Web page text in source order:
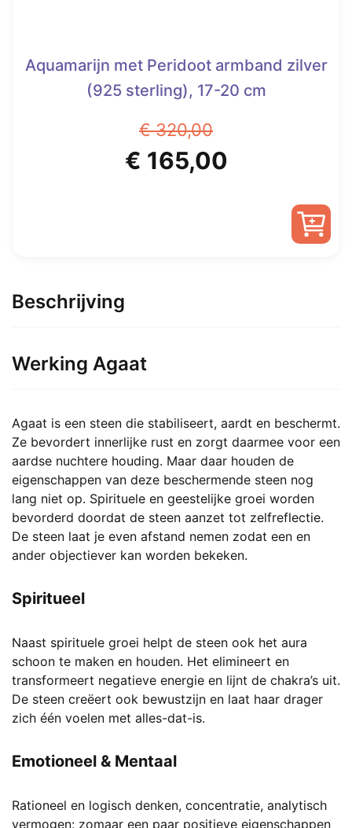
Aquamarijn met Peridoot armband zilver
(925 sterling), 17-20 cm
€320,00
Oorspronkelijke
€ 165,00
Beschrijving
Werking Agaat
Agaat is een steen die stabiliseert, aardt en beschermt.
Ze bevordert innerlijke rust en zorgt daarmee voor een
aardse nuchtere houding. Maar daar houden de
eigenschappen van deze beschermende steen nog
lang niet op. Spirituele en geestelijke groei worden
bevorderd doordat de steen aanzet tot zelfreflectie.
De steen laat je even afstand nemen zodat een en
ander objectiever kan worden bekeken.
Spiritueel
Naast spirituele groei helpt de steen ook het aura
schoon te maken en houden. Het elimineert en
transformeert negatieve energie en lijnt de chakra’s uit.
De steen creëert ook bewustzijn en laat haar drager
zich één voelen met alles-dat-is.
Emotioneel & Mentaal
Rationeel en logisch denken, concentratie, analytisch
vermogen: zomaar een paar positieve eigenschappen